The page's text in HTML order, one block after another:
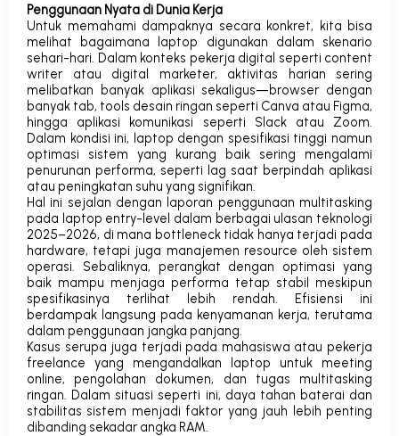
Penggunaan Nyata di Dunia Kerja
Untuk memahami dampaknya secara konkret, kita bisa
melihat bagaimana laptop digunakan dalam skenario
sehari-hari. Dalam konteks pekerja digital seperti content
writer atau digital marketer, aktivitas harian sering
melibatkan banyak aplikasi sekaligus—browser dengan
banyak tab, tools desain ringan seperti Canva atau Figma,
hingga aplikasi komunikasi seperti Slack atau Zoom.
Dalam kondisi ini, laptop dengan spesifikasi tinggi namun
optimasi sistem yang kurang baik sering mengalami
penurunan performa, seperti lag saat berpindah aplikasi
atau peningkatan suhu yang signifikan.
Hal ini sejalan dengan laporan penggunaan multitasking
pada laptop entry-level dalam berbagai ulasan teknologi
2025–2026, di mana bottleneck tidak hanya terjadi pada
hardware, tetapi juga manajemen resource oleh sistem
operasi. Sebaliknya, perangkat dengan optimasi yang
baik mampu menjaga performa tetap stabil meskipun
spesifikasinya terlihat lebih rendah. Efisiensi ini
berdampak langsung pada kenyamanan kerja, terutama
dalam penggunaan jangka panjang.
Kasus serupa juga terjadi pada mahasiswa atau pekerja
freelance yang mengandalkan laptop untuk meeting
online, pengolahan dokumen, dan tugas multitasking
ringan. Dalam situasi seperti ini, daya tahan baterai dan
stabilitas sistem menjadi faktor yang jauh lebih penting
dibanding sekadar angka RAM.